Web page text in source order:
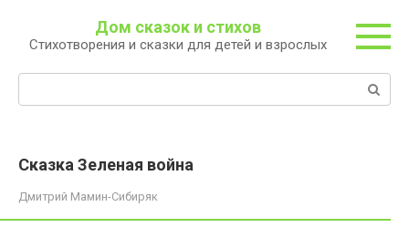
контенту
Дом сказок и стихов
Стихотворения и сказки для детей и взрослых
Сказка Зеленая война
Дмитрий Мамин-Сибиряк